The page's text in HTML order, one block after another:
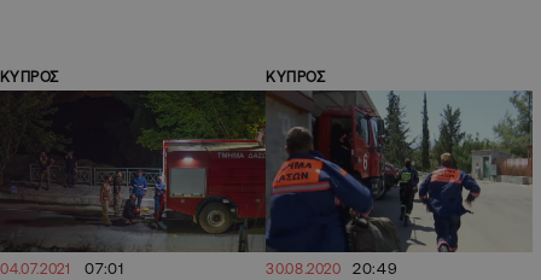
ΚΥΠΡΟΣ
04.07.2021 07:01
ΚΥΠΡΟΣ
30.08.2020 20:49